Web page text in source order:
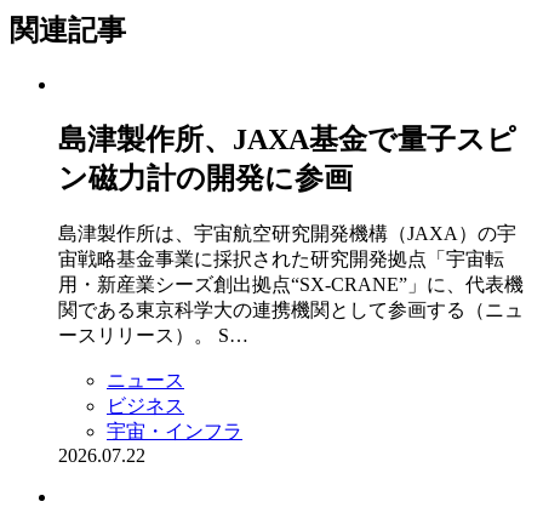
関連記事
島津製作所、JAXA基金で量子スピ
ン磁力計の開発に参画
島津製作所は、宇宙航空研究開発機構（JAXA）の宇
宙戦略基金事業に採択された研究開発拠点「宇宙転
用・新産業シーズ創出拠点“SX-CRANE”」に、代表機
関である東京科学大の連携機関として参画する（ニュ
ースリリース）。 S…
ニュース
ビジネス
宇宙・インフラ
2026.07.22